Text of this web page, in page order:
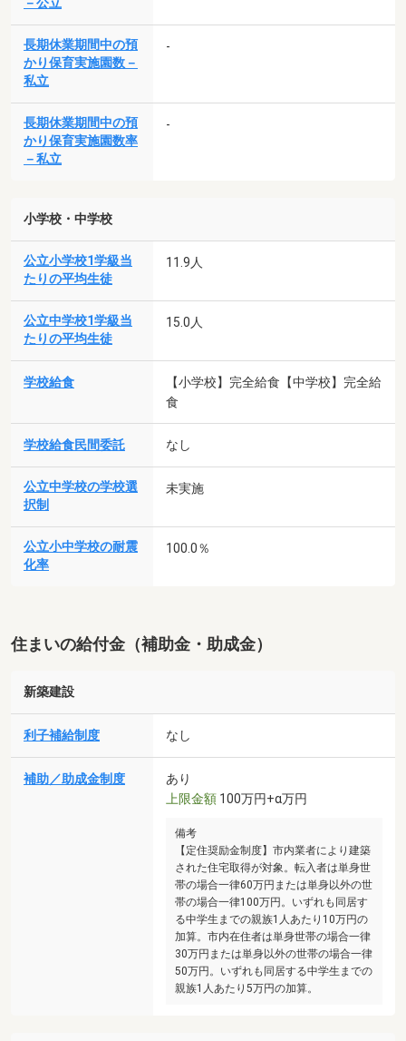
－公立
長期休業期間中の預
かり保育実施園数－
私立
-
長期休業期間中の預
かり保育実施園数率
－私立
-
小学校・中学校
公立小学校1学級当
たりの平均生徒
11.9人
公立中学校1学級当
たりの平均生徒
15.0人
学校給食
【小学校】完全給食【中学校】完全給
食
学校給食民間委託 なし
公立中学校の学校選
択制
未実施
公立小中学校の耐震
化率
100.0％
住まいの給付金（補助金・助成金）
新築建設
利子補給制度 なし
補助／助成金制度
あり
上限金額 100万円+α万円
備考
【定住奨励金制度】市内業者により建築
された住宅取得が対象。転入者は単身世
帯の場合一律60万円または単身以外の世
帯の場合一律100万円。いずれも同居す
る中学生までの親族1人あたり10万円の
加算。市内在住者は単身世帯の場合一律
30万円または単身以外の世帯の場合一律
50万円。いずれも同居する中学生までの
親族1人あたり5万円の加算。